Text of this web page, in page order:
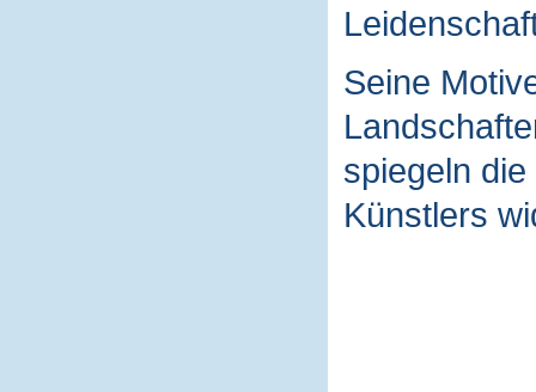
Seine
spiegeln
Künstlers